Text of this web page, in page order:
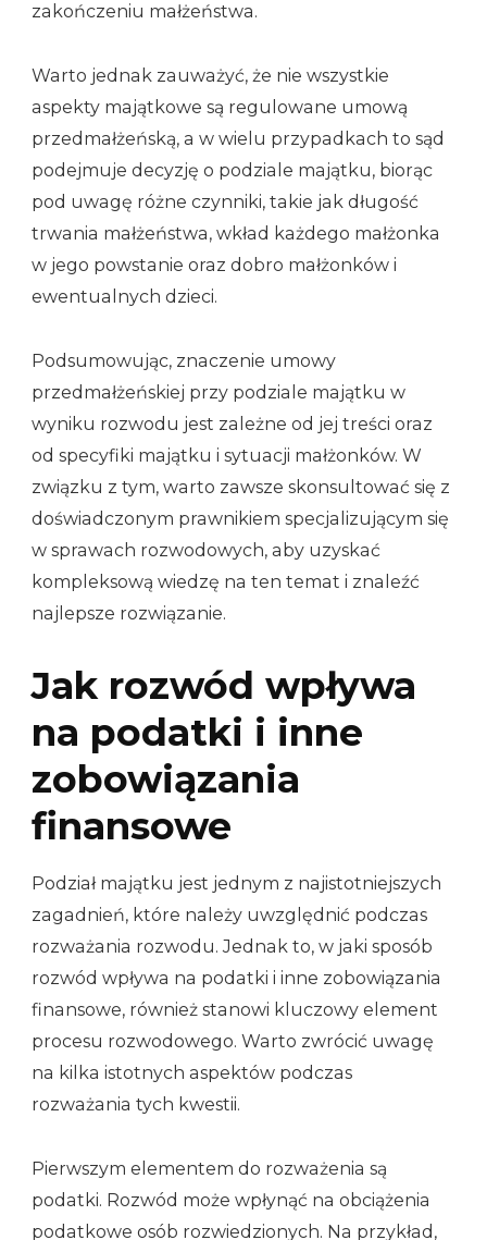
zakończeniu małżeństwa.
Warto jednak zauważyć, że nie wszystkie
aspekty majątkowe są regulowane umową
przedmałżeńską, a w wielu przypadkach to sąd
podejmuje decyzję o podziale majątku, biorąc
pod uwagę różne czynniki, takie jak długość
trwania małżeństwa, wkład każdego małżonka
w jego powstanie oraz dobro małżonków i
ewentualnych dzieci.
Podsumowując, znaczenie umowy
przedmałżeńskiej przy podziale majątku w
wyniku rozwodu jest zależne od jej treści oraz
od specyfiki majątku i sytuacji małżonków. W
związku z tym, warto zawsze skonsultować się z
doświadczonym prawnikiem specjalizującym się
w sprawach rozwodowych, aby uzyskać
kompleksową wiedzę na ten temat i znaleźć
najlepsze rozwiązanie.
Jak rozwód wpływa
na podatki i inne
zobowiązania
finansowe
Podział majątku jest jednym z najistotniejszych
zagadnień, które należy uwzględnić podczas
rozważania rozwodu. Jednak to, w jaki sposób
rozwód wpływa na podatki i inne zobowiązania
finansowe, również stanowi kluczowy element
procesu rozwodowego. Warto zwrócić uwagę
na kilka istotnych aspektów podczas
rozważania tych kwestii.
Pierwszym elementem do rozważenia są
podatki. Rozwód może wpłynąć na obciążenia
podatkowe osób rozwiedzionych. Na przykład,